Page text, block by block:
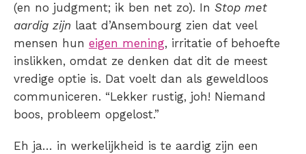
(en no judgment; ik ben net zo). In Stop met
aardig zijn laat d’Ansembourg zien dat veel
mensen hun eigen mening, irritatie of behoefte
inslikken, omdat ze denken dat dit de meest
vredige optie is. Dat voelt dan als geweldloos
communiceren. “Lekker rustig, joh! Niemand
boos, probleem opgelost.”
Eh ja… in werkelijkheid is te aardig zijn een